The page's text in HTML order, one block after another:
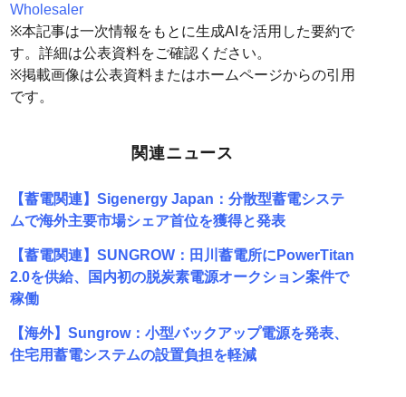
Wholesaler
※本記事は一次情報をもとに生成AIを活用した要約で
す。詳細は公表資料をご確認ください。
※掲載画像は公表資料またはホームページからの引用
です。
関連ニュース
【蓄電関連】Sigenergy Japan：分散型蓄電システ
ムで海外主要市場シェア首位を獲得と発表
【蓄電関連】SUNGROW：田川蓄電所にPowerTitan
2.0を供給、国内初の脱炭素電源オークション案件で
稼働
【海外】Sungrow：小型バックアップ電源を発表、
住宅用蓄電システムの設置負担を軽減